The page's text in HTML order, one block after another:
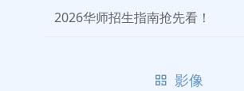
2026华师招生指南抢先看！
影像